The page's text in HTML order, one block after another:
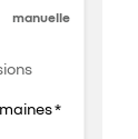
manuelle
*